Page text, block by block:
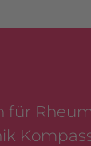
für